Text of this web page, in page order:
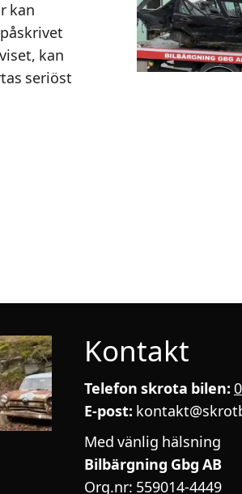
kan
kan
seriöst
Kontakt
Telefon skrota bilen:
E-post:
Med vänlig hälsning
Bilbärgning Gbg AB
Org.nr: 559014-4449